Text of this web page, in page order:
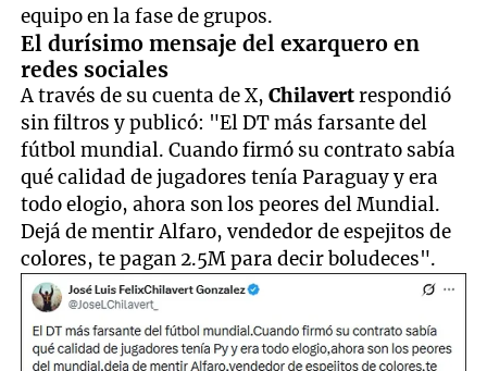
equipo en la fase de grupos.
El durísimo mensaje del exarquero en
redes sociales
A través de su cuenta de X,Chilavertrespondió
sin filtros y publicó: "El DT más farsante del
fútbol mundial. Cuando firmó su contrato sabía
qué calidad de jugadores tenía Paraguay y era
todo elogio, ahora son los peores del Mundial.
Dejá de mentir Alfaro, vendedor de espejitos de
colores, te pagan 2.5M para decir boludeces".